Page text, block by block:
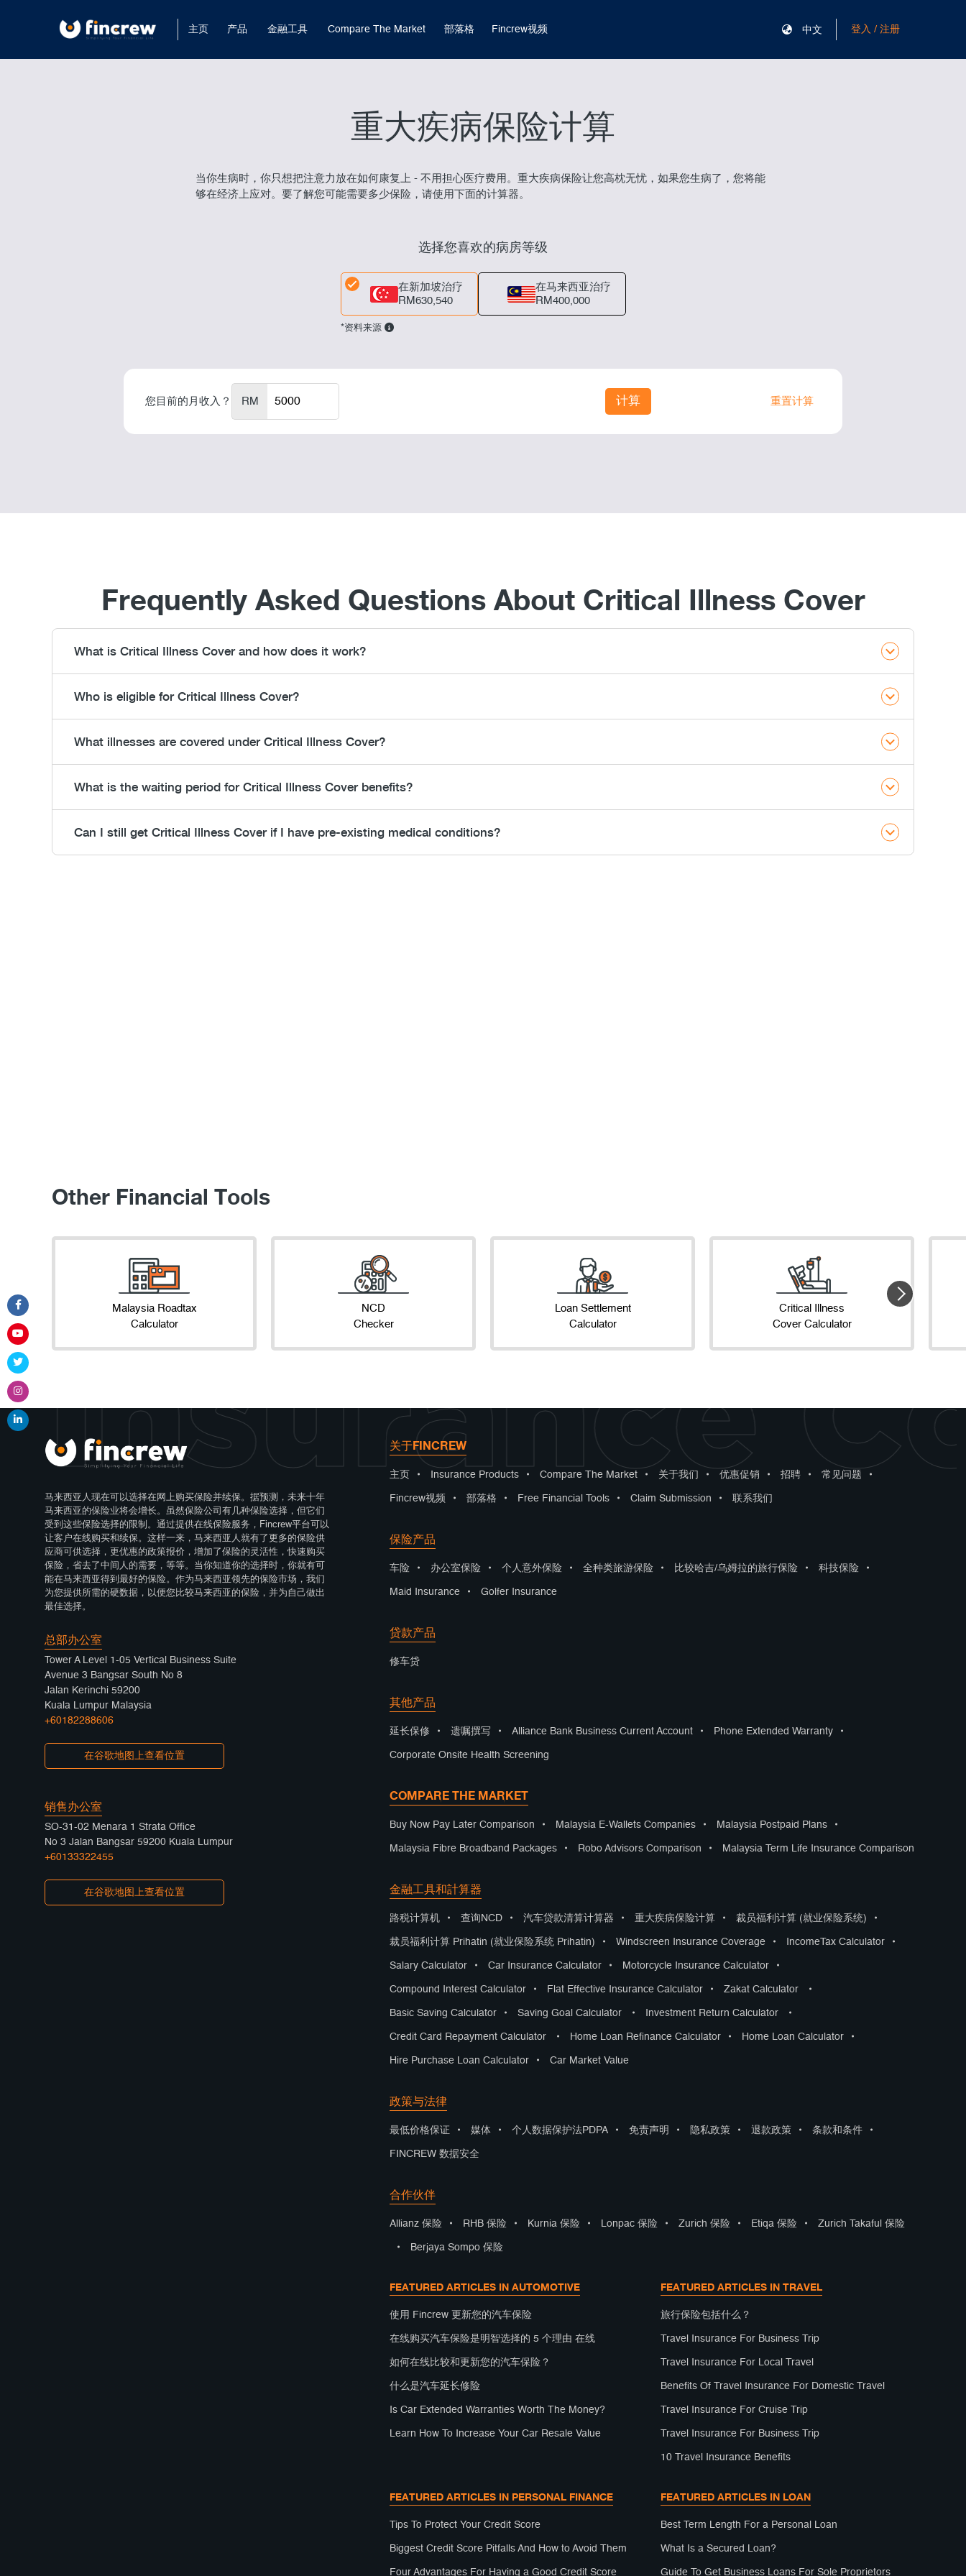
主页 产品 金融工具 Compare The Market 部落格 Fincrew视频 中文 登入 / 注册
重大疾病保险计算
当你生病时，你只想把注意力放在如何康复上 - 不用担心医疗费用。重大疾病保险让您高枕无忧，如果您生病了，您将能
够在经济上应对。要了解您可能需要多少保险，请使用下面的计算器。
选择您喜欢的病房等级
在新加坡治疗
RM630,540
*资料来源
在马来西亚治疗
RM400,000
您目前的月收入？ RM 计算 重置计算
Frequently Asked Questions About Critical Illness Cover
What is Critical Illness Cover and how does it work?
Who is eligible for Critical Illness Cover?
What illnesses are covered under Critical Illness Cover?
What is the waiting period for Critical Illness Cover benefits?
Can I still get Critical Illness Cover if I have pre-existing medical conditions?
Other Financial Tools
Malaysia Roadtax
Calculator
NCD
Checker
Loan Settlement
Calculator
Critical Illness
Cover Calculator
马来西亚人现在可以选择在网上购买保险并续保。据预测，未来十年
马来西亚的保险业将会增长。虽然保险公司有几种保险选择，但它们
受到这些保险选择的限制。通过提供在线保险服务，Fincrew平台可以
让客户在线购买和续保。这样一来，马来西亚人就有了更多的保险供
应商可供选择，更优惠的政策报价，增加了保险的灵活性，快速购买
保险，省去了中间人的需要，等等。当你知道你的选择时，你就有可
能在马来西亚得到最好的保险。作为马来西亚领先的保险市场，我们
为您提供所需的硬数据，以便您比较马来西亚的保险，并为自己做出
最佳选择。
总部办公室
Tower A Level 1-05 Vertical Business Suite
Avenue 3 Bangsar South No 8
Jalan Kerinchi 59200
Kuala Lumpur Malaysia
+60182288606
在谷歌地图上查看位置
销售办公室
SO-31-02 Menara 1 Strata Office
No 3 Jalan Bangsar 59200 Kuala Lumpur
+60133322455
在谷歌地图上查看位置
关于FINCREW
主页 • Insurance Products • Compare The Market • 关于我们 • 优惠促销 • 招聘 • 常见问题 •
Fincrew视频 • 部落格 • Free Financial Tools • Claim Submission • 联系我们
保险产品
车险 • 办公室保险 • 个人意外保险 • 全种类旅游保险 • 比较哈吉/乌姆拉的旅行保险 • 科技保险 •
Maid Insurance • Golfer Insurance
贷款产品
修车贷
其他产品
延长保修 • 遗嘱撰写 • Alliance Bank Business Current Account • Phone Extended Warranty •
Corporate Onsite Health Screening
COMPARE THE MARKET
Buy Now Pay Later Comparison • Malaysia E-Wallets Companies • Malaysia Postpaid Plans •
Malaysia Fibre Broadband Packages • Robo Advisors Comparison • Malaysia Term Life Insurance Comparison
金融工具和計算器
路税计算机 • 查询NCD • 汽车贷款清算计算器 • 重大疾病保险计算 • 裁员福利计算 (就业保险系统) •
裁员福利计算 Prihatin (就业保险系统 Prihatin) • Windscreen Insurance Coverage • IncomeTax Calculator •
Salary Calculator • Car Insurance Calculator • Motorcycle Insurance Calculator •
Compound Interest Calculator • Flat Effective Insurance Calculator • Zakat Calculator •
Basic Saving Calculator • Saving Goal Calculator • Investment Return Calculator •
Credit Card Repayment Calculator • Home Loan Refinance Calculator • Home Loan Calculator •
Hire Purchase Loan Calculator • Car Market Value
政策与法律
最低价格保证 • 媒体 • 个人数据保护法PDPA • 免责声明 • 隐私政策 • 退款政策 • 条款和条件 •
FINCREW 数据安全
合作伙伴
Allianz 保险 • RHB 保险 • Kurnia 保险 • Lonpac 保险 • Zurich 保险 • Etiqa 保险 • Zurich Takaful 保险
• Berjaya Sompo 保险
FEATURED ARTICLES IN AUTOMOTIVE
使用 Fincrew 更新您的汽车保险
在线购买汽车保险是明智选择的 5 个理由 在线
如何在线比较和更新您的汽车保险？
什么是汽车延长修险
Is Car Extended Warranties Worth The Money?
Learn How To Increase Your Car Resale Value
FEATURED ARTICLES IN TRAVEL
旅行保险包括什么？
Travel Insurance For Business Trip
Travel Insurance For Local Travel
Benefits Of Travel Insurance For Domestic Travel
Travel Insurance For Cruise Trip
Travel Insurance For Business Trip
10 Travel Insurance Benefits
FEATURED ARTICLES IN PERSONAL FINANCE
Tips To Protect Your Credit Score
Biggest Credit Score Pitfalls And How to Avoid Them
Four Advantages For Having a Good Credit Score
FEATURED ARTICLES IN LOAN
Best Term Length For a Personal Loan
What Is a Secured Loan?
Guide To Get Business Loans For Sole Proprietors